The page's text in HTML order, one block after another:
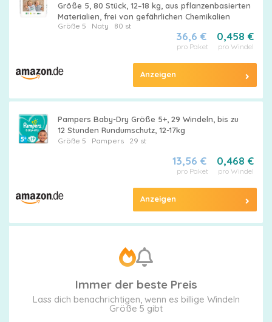
Größe 5, 80 Stück, 12–18 kg, aus pflanzenbasierten
Materialien, frei von gefährlichen Chemikalien
Größe 5 Naty 80 st
0,458 €
pro Windel
36,6 €
pro Paket
Anzeigen
Pampers Baby-Dry Größe 5+, 29 Windeln, bis zu
12 Stunden Rundumschutz, 12-17kg
Größe 5 Pampers29 st
0,468 €
pro Windel
13,56 €
pro Paket
Anzeigen
Immer der beste Preis
Lass dich benachrichtigen, wenn es billige Windeln
Größe 5 gibt